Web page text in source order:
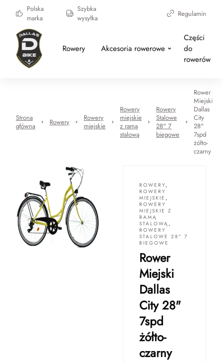
Polska
marka
Szybka
wysyłka
Regulamin
Rowery Akcesoria rowerowe
Części
do
rowerów
Strona
główna
Rowery
Rowery
miejskie
Rowery
miejskie
z ramą
stalową
Rowery
Stalowe
28" 7
biegowe
Rower
Miejski
Dallas
City
28"
7spd
żółto-
czarny
ROWERY,
ROWERY
MIEJSKIE ,
ROWERY
MIEJSKIE Z
RAMĄ
STALOWĄ ,
ROWERY
STALOWE 28" 7
BIEGOWE
Rower
Miejski
Dallas
City 28"
7spd
żółto-
czarny